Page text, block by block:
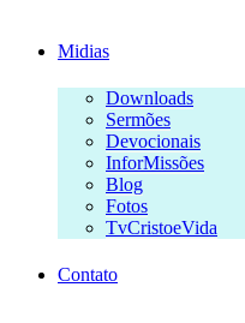
Midias
Downloads
Sermões
Devocionais
InforMissões
Blog
Fotos
TvCristoeVida
Contato